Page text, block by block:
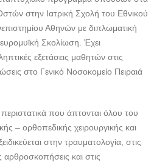
στην Ιατρική Σχολή του Εθνικού
Αθηνών με διπλωματική
Σκολίωση. Έχει
εξετάσεις μαθητών στις
στο Γενικό Νοσοκομείο Πειραιά
περιστατικά που άπτονται όλου του
– ορθοπεδικής χειρουργικής και
στην τραυματολογία, στις
αρθροσκοπήσεις και στις